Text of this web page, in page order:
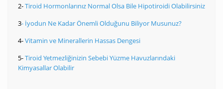
2-Tiroid Hormonlarınız Normal Olsa Bile Hipotiroidi Olabilirsiniz
3- İyodun Ne Kadar Önemli Olduğunu Biliyor Musunuz?
4-Vitamin ve Minerallerin Hassas Dengesi
5-Tiroid Yetmezliğinizin Sebebi Yüzme Havuzlarındaki
Kimyasallar Olabilir